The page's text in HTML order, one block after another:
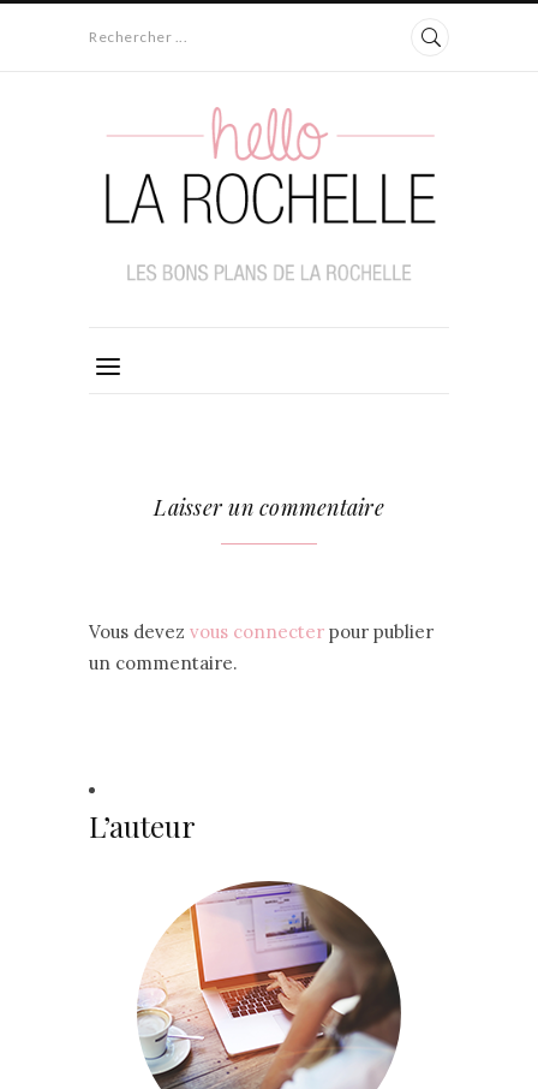
Rechercher ...
Laisser un commentaire
Vous devez vous connecter pour publier
un commentaire.
L’auteur